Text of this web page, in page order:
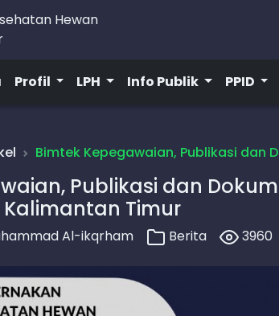
Hewan
Profil LPH Info Publik PPID
Bimtek Kepegawaian, Publikasi dan
Publikasi dan
Kalimantan Timur
Al-ikqrham Berita 3960